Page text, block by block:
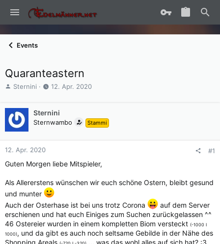
Events
Quaranteastern
E
t
e
l
l
Sternini
E
t
e
l
m
12. Apr. 2020
Sternini
Sternwambo Stammi
12. Apr. 2020 #1
Guten Morgen liebe Mitspieler,
Als Allererstens wünschen wir euch schöne Ostern, bleibt gesund
und munter
Auch der Osterhase ist bei uns trotz Corona
auf dem Server
erschienen und hat euch Einiges zum Suchen zurückgelassen ^^
46 Ostereier wurden in einem kompletten Biom versteckt (-1000 I
1000), und da gibt es auch noch seltsame Gebilde in der Nähe des
Shopping Areals
... was das wohl alles auf sich hat? :3